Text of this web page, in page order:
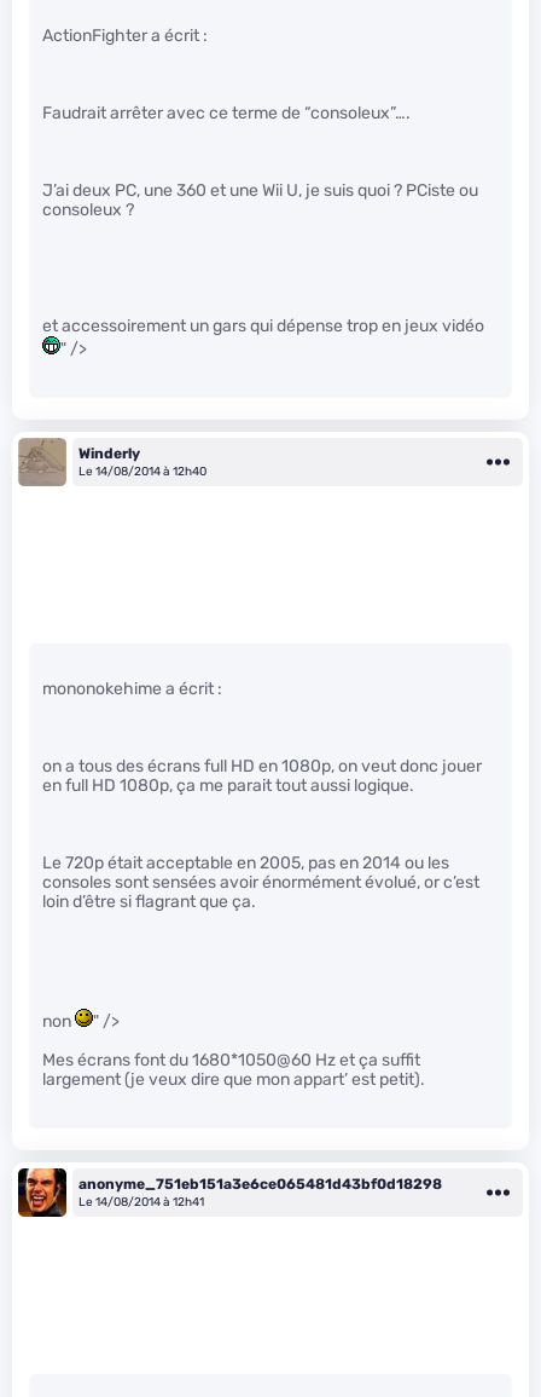
ActionFighter a écrit :
Faudrait arrêter avec ce terme de “consoleux”….
J’ai deux PC, une 360 et une Wii U, je suis quoi ? PCiste ou
consoleux ?
et accessoirement un gars qui dépense trop en jeux vidéo
" />
Winderly
Le 14/08/2014 à 12h40
mononokehime a écrit :
on a tous des écrans full HD en 1080p, on veut donc jouer
en full HD 1080p, ça me parait tout aussi logique.
Le 720p était acceptable en 2005, pas en 2014 ou les
consoles sont sensées avoir énormément évolué, or c’est
loin d’être si flagrant que ça.
non
" />
Mes écrans font du 1680*1050@60 Hz et ça suffit
largement (je veux dire que mon appart’ est petit).
anonyme_751eb151a3e6ce065481d43bf0d18298
Le 14/08/2014 à 12h41